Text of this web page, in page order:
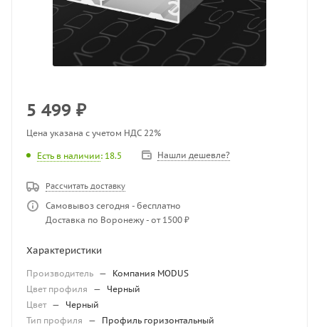
5 499 ₽
Цена указана с учетом НДС 22%
Есть в наличии: 18.5 Нашли дешевле?
Рассчитать доставку
Самовывоз сегодня - бесплатно
Доставка по Воронежу - от 1500 ₽
Характеристики
Производитель —
Компания MODUS
Цвет профиля
—
Черный
Цвет —
Черный
Тип профиля
— Профиль горизонтальный